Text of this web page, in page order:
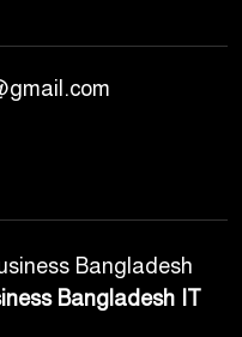
Bangladesh
Bangladesh IT